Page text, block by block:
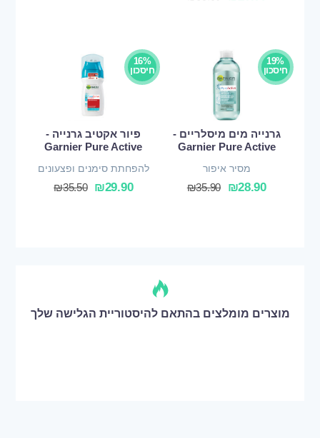
19%
חיסכון
גרנייה מים מיסלריים -
Garnier Pure Active
מסיר איפור
₪28.90
₪35.90
16%
חיסכון
פיור אקטיב גרנייה -
Garnier Pure Active
להפחתת סימנים ופצעונים
₪29.90
₪35.50
מוצרים מומלצים בהתאם להיסטוריית הגלישה שלך